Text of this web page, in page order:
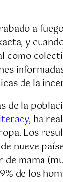
a
y
como
de la
de la
, ha
Los
nueve
mama
de los